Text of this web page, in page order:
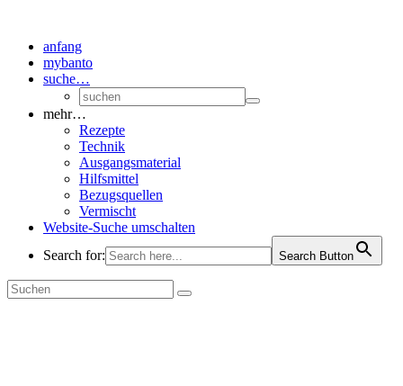
anfang
mybanto
suche…
mehr…
Rezepte
Technik
Ausgangsmaterial
Hilfsmittel
Bezugsquellen
Vermischt
Website-Suche umschalten
Search for:
Search Button